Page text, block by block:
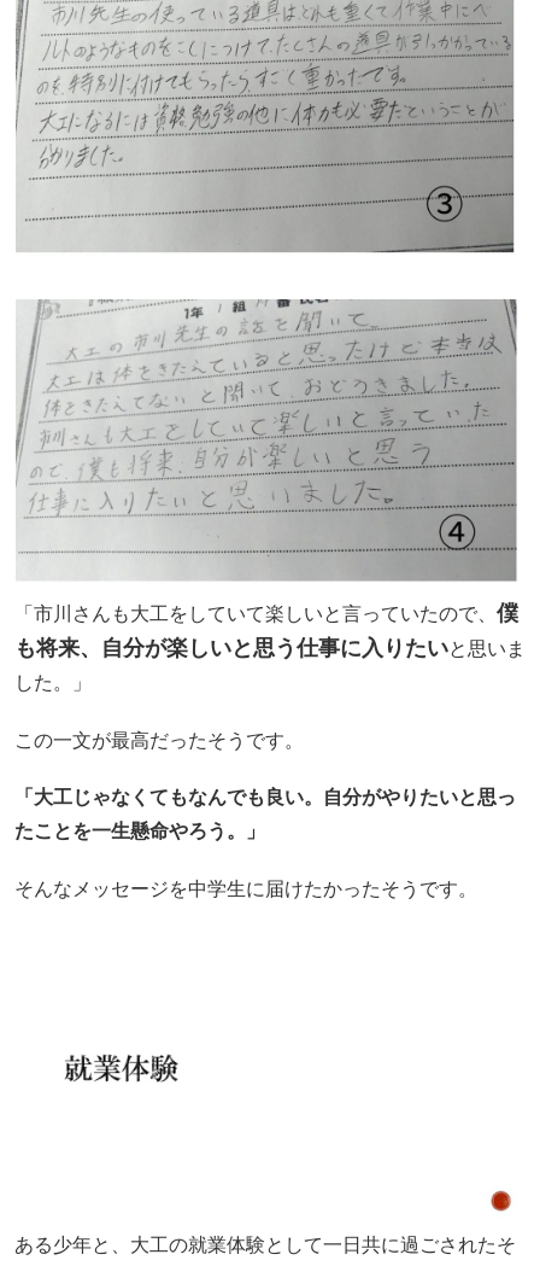
「市川さんも大工をしていて楽しいと言っていたので、 僕
も将来、自分が楽しいと思う仕事に入りたいと思いま
した。」
この一文が最高だったそうです。
「大工じゃなくてもなんでも良い。自分がやりたいと思っ
たことを一生懸命やろう。」
そんなメッセージを中学生に届けたかったそうです。
ある少年と、大工の就業体験として一日共に過ごされたそ